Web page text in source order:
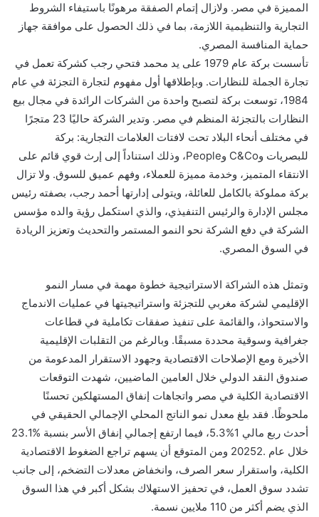
المميزة في مصر. ولازال إتمام الصفقة مرهونًا باستيفاء الشروط
التجارية والتنظيمية اللازمة، بما في ذلك الحصول على موافقة جهاز
حماية المنافسة المصري.
تأسست بركة عام 1979 على يد محمد فتحي رجب كشركة تعمل في
تجارة الجملة للنظارات. وبإطلاقها أول مفهوم لتجارة التجزئة في عام
1984، توسعت بركة لتصبح واحدة من الشركات الرائدة في مجال بيع
النظارات بالتجزئة المنظم في مصر. وتدير الشركة حاليًا 23 متجرًا
في مختلف أنحاء البلاد تحت لافتات العلامات التجارية: بركة
للبصريات وC&Co وPeople، وذلك استناداً إلى إرث قوي قائم على
الانتقاء المتميز، وخدمة مميزة للعملاء، وفهم عميق للسوق. ولا تزال
بركة مملوكة بالكامل للعائلة، ويتولى إدارتها أحمد رجب، بصفته رئيس
مجلس الإدارة والرئيس التنفيذي، والذي استكمل رؤية والده مؤسس
الشركة في دفع الشركة نحو النمو المستمر والتحديث وتعزيز الريادة
في السوق المصري.
وتمثل هذه الشراكة الاستراتيجية خطوة مهمة في مسار النمو
الإقليمي لشركة مغربي للتجزئة واستراتيجيتها في عمليات الاندماج
والاستحواذ، والقائمة على تنفيذ صفقات تكاملية في قطاعات
جغرافية وسوقية محددة مسبقًا. وبالرغم من التقلبات الإقليمية
الأخيرة ومع الإصلاحات الاقتصادية وجهود الاستقرار المدعومة من
صندوق النقد الدولي خلال العامين الماضيين، شهدت التوقعات
الاقتصادية الكلية في مصر واتجاهات إنفاق المستهلكين تحسنًا
ملحوظًا. فقد بلغ معدل نمو الناتج المحلي الإجمالي الحقيقي في
أحدث ربع مالي 1%5.3، فيما ارتفع إجمالي إنفاق الأسر بنسبة %23.1
خلال عام .20252 ومن المتوقع أن يسهم تراجع الضغوط الاقتصادية
الكلية، واستقرار سعر الصرف، وانخفاض معدلات التضخم، إلى جانب
تشدد سوق العمل، في تحفيز الاستهلاك بشكل أكبر في هذا السوق
الذي يضم أكثر من 110 ملايين نسمة.